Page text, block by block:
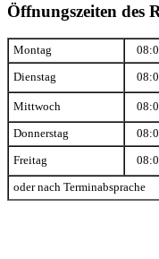
Öffnungszeiten des
Montag
Dienstag
Mittwoch
Donnerstag
Freitag
oder nach Terminabsprache